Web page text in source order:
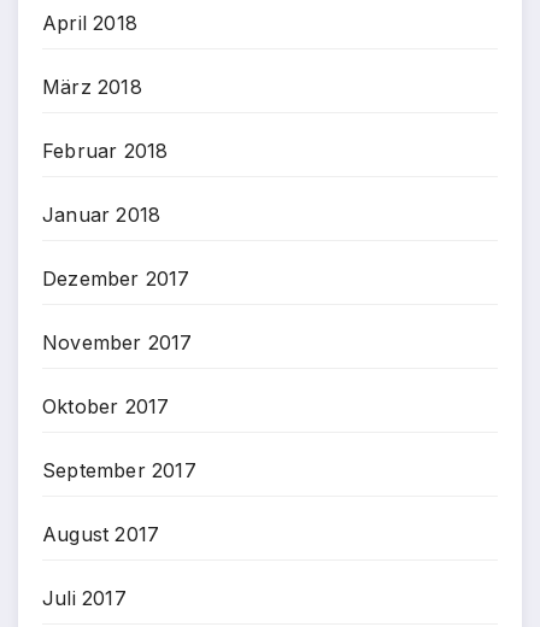
April 2018
März 2018
Februar 2018
Januar 2018
Dezember 2017
November 2017
Oktober 2017
September 2017
August 2017
Juli 2017